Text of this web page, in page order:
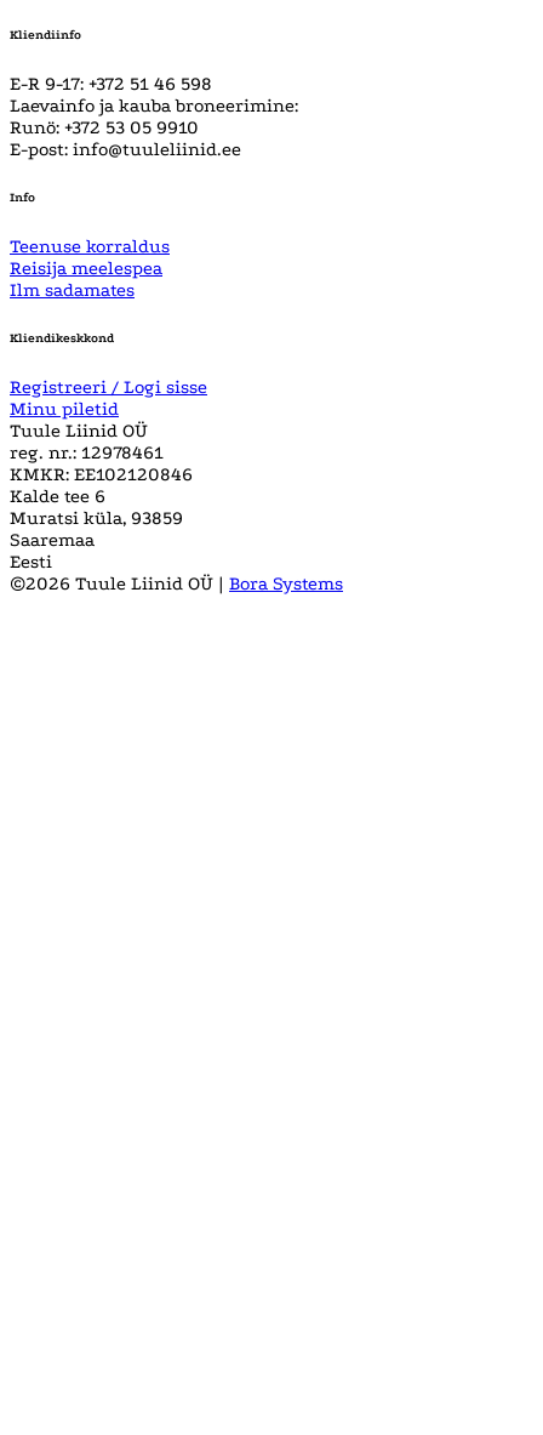
Kliendiinfo
E-R 9-17: +372 51 46 598
Laevainfo ja kauba broneerimine:
Runö: +372 53 05 9910
E-post: info@tuuleliinid.ee
Info
Teenuse korraldus
Reisija meelespea
Ilm sadamates
Kliendikeskkond
Registreeri / Logi sisse
Minu piletid
Tuule Liinid OÜ
reg. nr.: 12978461
KMKR: EE102120846
Kalde tee 6
Muratsi küla, 93859
Saaremaa
Eesti
©2026 Tuule Liinid OÜ | Bora Systems